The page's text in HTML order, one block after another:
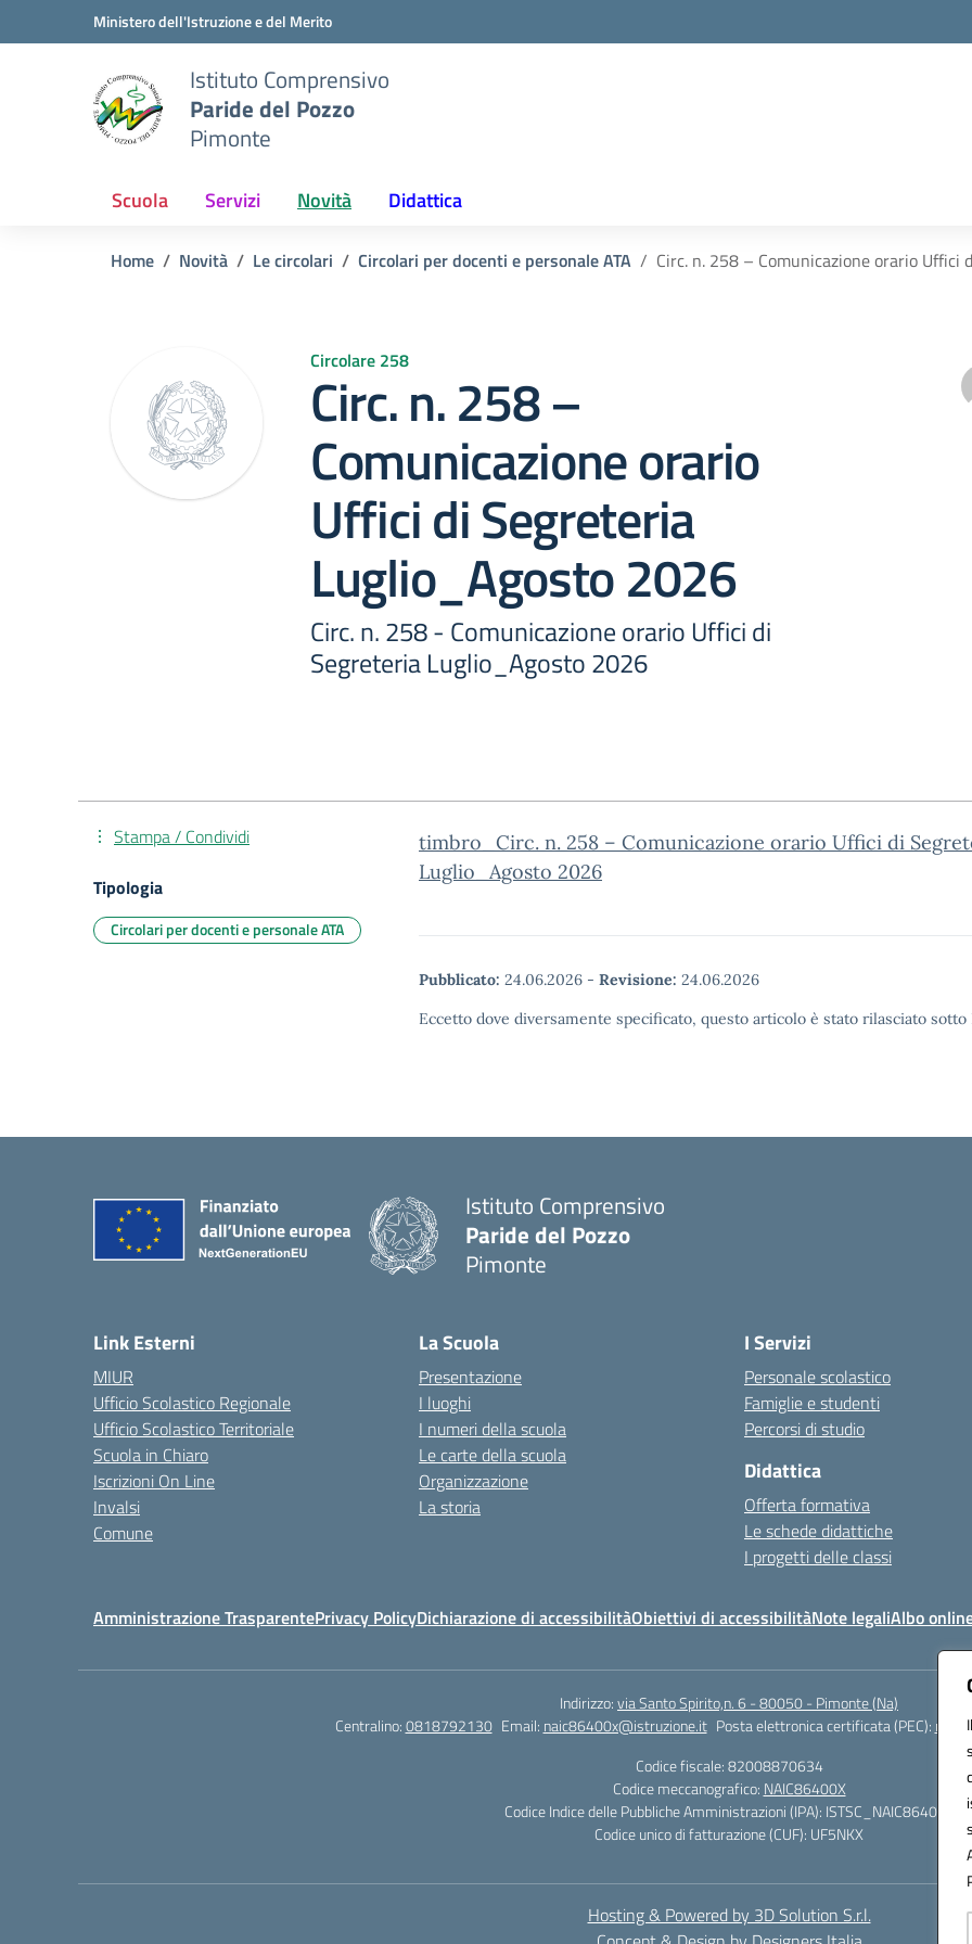
Vai ai contenuti
Vai al menu di navigazioneMinistero dell'Istruzione e del Merito
Istituto Comprensivo
Paride del Pozzo
Pimonte
Scuola Servizi Novità Didattica
Home Novità Le circolari Circolari per docenti e personale ATA Circ. n. 258 – Comunicazione orario
Circolare 258
Circ. n. 258 –
Comunicazione orario
Uffici di Segreteria
Luglio_Agosto 2026
Circ. n. 258 - Comunicazione orario Uffici di
Segreteria Luglio_Agosto 2026
timbro_Circ. n. 258 – Comunicazione orario Uffici di
Luglio_Agosto 2026
Pubblicato: 24.06.2026 - Revisione: 24.06.2026
Eccetto dove diversamente specificato, questo articolo è stato rilasciato
Stampa / Condividi
Tipologia
Circolari per docenti e personale ATA
Istituto Comprensivo
Paride del Pozzo
Pimonte
Link Esterni
MIUR
Ufficio Scolastico Regionale
Ufficio Scolastico Territoriale
Scuola in Chiaro
Iscrizioni On Line
Invalsi
Comune
La Scuola
Presentazione
I luoghi
I numeri della scuola
Le carte della scuola
Organizzazione
La storia
I Servizi
Personale scolastico
Famiglie e studenti
Percorsi di studio
Didattica
Offerta formativa
Le schede didattiche
I progetti delle classi
Amministrazione TrasparentePrivacy PolicyDichiarazione di accessibilitàObiettivi di accessibilitàNote legaliAlbo
Indirizzo:via Santo Spirito,n. 6 - 80050 - Pimonte (Na)
Centralino:0818792130 Email: naic86400x@istruzione.it Posta elettronica certificata (PEC):
Codice fiscale: 82008870634
Codice meccanografico: NAIC86400X
Codice Indice delle Pubbliche Amministrazioni (IPA): ISTSC_NAIC86400X
Codice unico di fatturazione (CUF): UF5NKX
Hosting & Powered by 3D Solution S.r.l.